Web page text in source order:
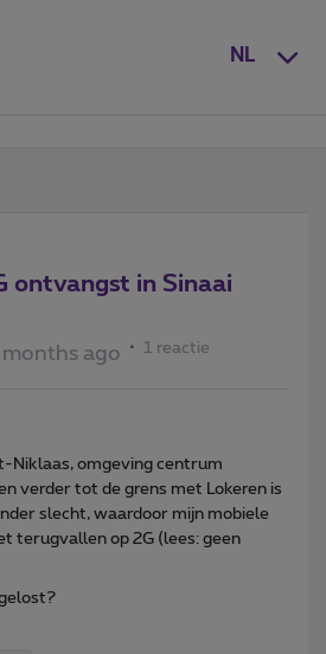
NL
ontvangst in Sinaai
ago 1 reactie
Niklaas, omgeving centrum
verder tot de grens met Lokeren is
slecht, waardoor mijn mobiele
terugvallen op 2G (lees: geen